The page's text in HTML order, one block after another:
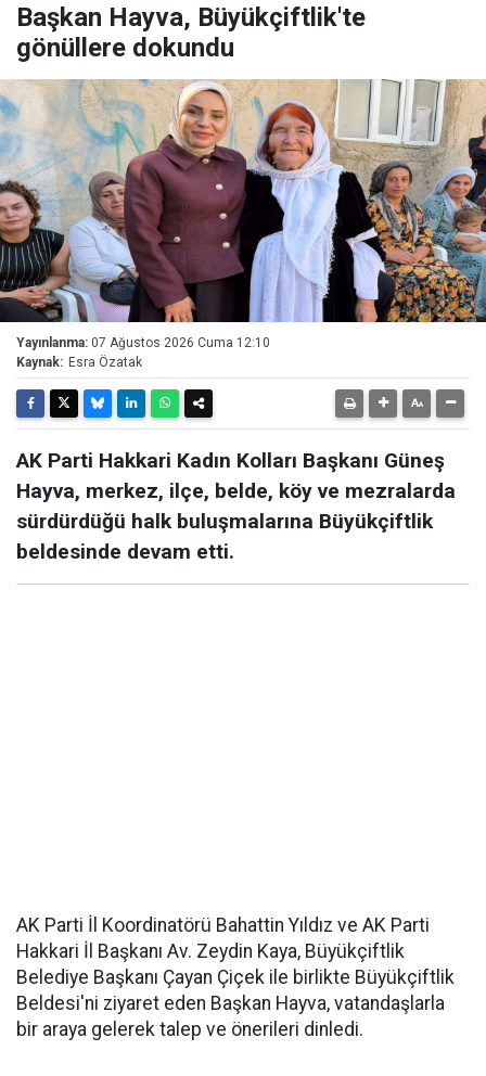
Başkan Hayva, Büyükçiftlik'te
gönüllere dokundu
Yayınlanma: 07 Ağustos 2026 Cuma 12:10
Kaynak: Esra Özatak
AK Parti Hakkari Kadın Kolları Başkanı Güneş
Hayva, merkez, ilçe, belde, köy ve mezralarda
sürdürdüğü halk buluşmalarına Büyükçiftlik
beldesinde devam etti.
AK Parti İl Koordinatörü Bahattin Yıldız ve AK Parti
Hakkari İl Başkanı Av. Zeydin Kaya, Büyükçiftlik
Belediye Başkanı Çayan Çiçek ile birlikte Büyükçiftlik
Beldesi'ni ziyaret eden Başkan Hayva, vatandaşlarla
bir araya gelerek talep ve önerileri dinledi.